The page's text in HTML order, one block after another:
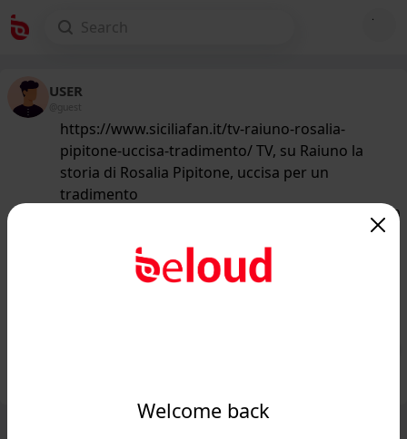
Welcome back
USER
@guest
https://www.siciliafan.it/tv-raiuno-rosalia-
pipitone-uccisa-tradimento/ TV, su Raiuno la
storia di Rosalia Pipitone, uccisa per un
tradimento
/50
TV, su Raiuno la storia di Rosalia
Pipitone, uccisa per un tradimento -